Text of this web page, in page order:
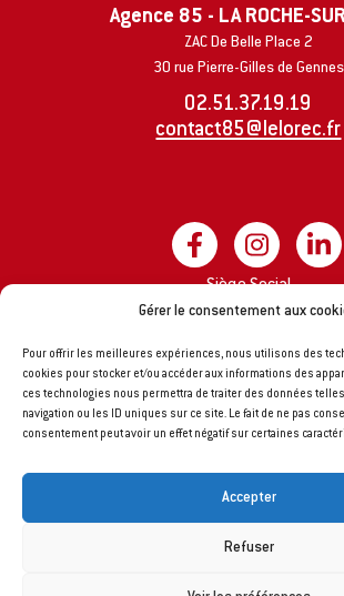
Gérer le consentement aux
Pour offrir les meilleures expériences, nous utilisons des
cookies pour stocker et/ou accéder aux informations des
ces technologies nous permettra de traiter des données
navigation ou les ID uniques sur ce site. Le fait de ne pas
consentement peut avoir un effet négatif sur certaines
Accepter
Refuser
Agence 85 - LA ROCHE-
ZAC De Belle Place 2
30 rue Pierre-Gilles de Gennes
02.51.37.19.19
contact85@lelorec.fr
Siège Social
Groupe LE LOREC
44170 MARSAC-SUR-DON
DÉPOSEZ VOTRE